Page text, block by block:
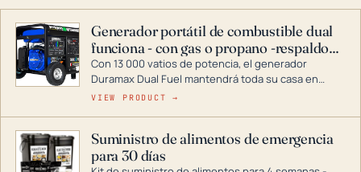
Generador portátil de combustible dual
funciona - con gas o propano -respaldo
para el hogar
Con 13 000 vatios de potencia, el generador
Duramax Dual Fuel mantendrá toda su casa en
funcionamiento durante una tormenta o un corte
combustible dual, con una gama completa que
abarca desde inversores digitales hasta
VIEW PRODUCT →
Suministro de alimentos de emergencia
para 30 días